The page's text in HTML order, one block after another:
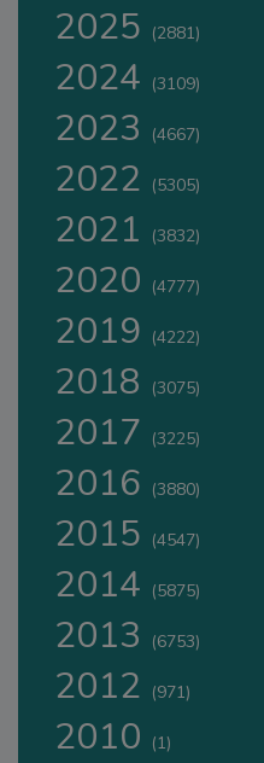
2025 (2881)
2024 (3109)
2023 (4667)
2022 (5305)
2021 (3832)
2020 (4777)
2019 (4222)
2018 (3075)
2017 (3225)
2016 (3880)
2015 (4547)
2014 (5875)
2013 (6753)
2012 (971)
2010 (1)